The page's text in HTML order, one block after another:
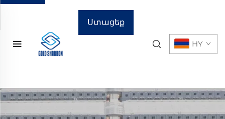
Ստացեք
HY